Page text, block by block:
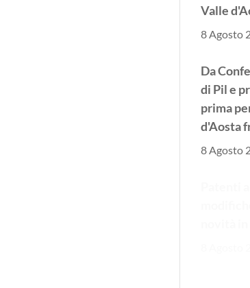
Valle
8 Agosto
Da
di Pil e
prima
d'Aosta
8 Agosto